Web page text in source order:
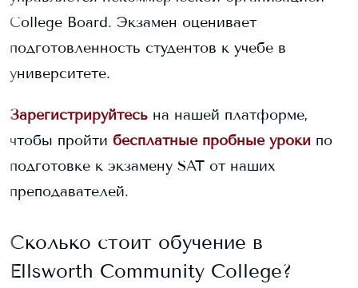
College Board. Экзамен оценивает
подготовленность студентов к учебе в
университете.
Зарегистрируйтесь на нашей платформе,
чтобы пройти бесплатные пробные уроки по
подготовке к экзамену SAT от наших
преподавателей.
Сколько стоит обучение в
Ellsworth Community College?